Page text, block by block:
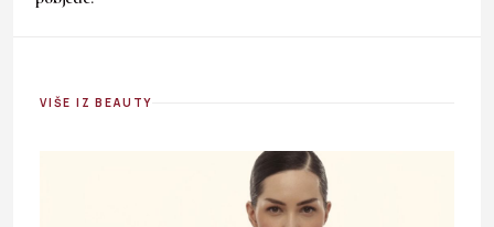
VIŠE IZ BEAUTY